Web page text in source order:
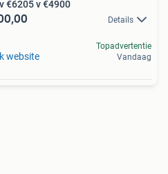
€6205 v €4900
Details
website
Topadvertentie
Vandaag